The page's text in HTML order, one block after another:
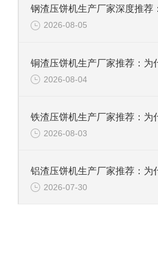
2026-08-05
2026-08-04
2026-08-03
2026-07-30